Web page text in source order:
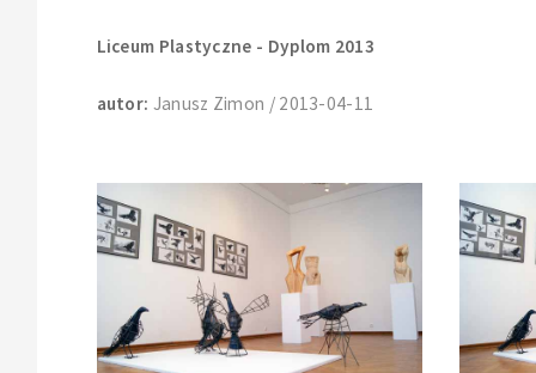
Liceum Plastyczne - Dyplom 2013
autor: Janusz Zimon / 2013-04-11